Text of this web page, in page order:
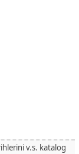
v.s. katalog